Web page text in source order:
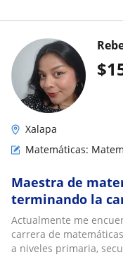
$
Xalapa
Matemáticas:
Maestra de
terminando la
Universidad
Actualmente me
carrera de
a niveles primaria,